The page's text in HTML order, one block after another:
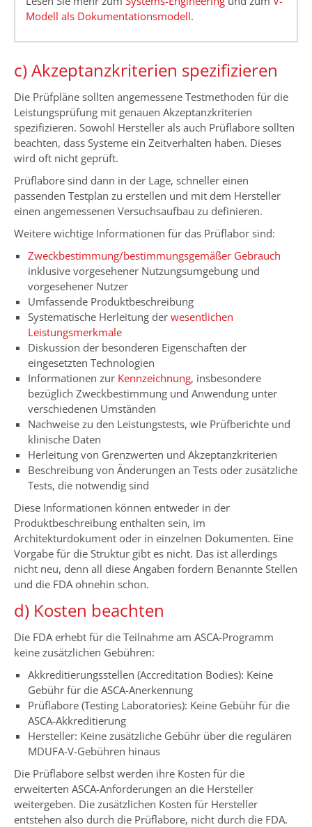
Modell als Dokumentationsmodell.
c) Akzeptanzkriterien spezifizieren
Die Prüfpläne sollten angemessene Testmethoden für die
Leistungsprüfung mit genauen Akzeptanzkriterien
spezifizieren. Sowohl Hersteller als auch Prüflabore sollten
beachten, dass Systeme ein Zeitverhalten haben. Dieses
wird oft nicht geprüft.
Prüflabore sind dann in der Lage, schneller einen
passenden Testplan zu erstellen und mit dem Hersteller
einen angemessenen Versuchsaufbau zu definieren.
Weitere wichtige Informationen für das Prüflabor sind:
Zweckbestimmung/bestimmungsgemäßer Gebrauch
inklusive vorgesehener Nutzungsumgebung und
vorgesehener Nutzer
Umfassende Produktbeschreibung
Systematische Herleitung der wesentlichen
Leistungsmerkmale
Diskussion der besonderen Eigenschaften der
eingesetzten Technologien
Informationen zur Kennzeichnung, insbesondere
bezüglich Zweckbestimmung und Anwendung unter
verschiedenen Umständen
Nachweise zu den Leistungstests, wie Prüfberichte und
klinische Daten
Herleitung von Grenzwerten und Akzeptanzkriterien
Beschreibung von Änderungen an Tests oder zusätzliche
Tests, die notwendig sind
Diese Informationen können entweder in der
Produktbeschreibung enthalten sein, im
Architekturdokument oder in einzelnen Dokumenten. Eine
Vorgabe für die Struktur gibt es nicht. Das ist allerdings
nicht neu, denn all diese Angaben fordern Benannte Stellen
und die FDA ohnehin schon.
d) Kosten beachten
Die FDA erhebt für die Teilnahme am ASCA-Programm
keine zusätzlichen Gebühren:
Akkreditierungsstellen (Accreditation Bodies): Keine
Gebühr für die ASCA-Anerkennung
Prüflabore (Testing Laboratories): Keine Gebühr für die
ASCA-Akkreditierung
Hersteller: Keine zusätzliche Gebühr über die regulären
MDUFA-V-Gebühren hinaus
Die Prüflabore selbst werden ihre Kosten für die
erweiterten ASCA-Anforderungen an die Hersteller
weitergeben. Die zusätzlichen Kosten für Hersteller
entstehen also durch die Prüflabore, nicht durch die FDA.